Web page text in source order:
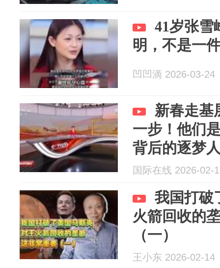
41岁张雪
明，不是一
凹凹滴 2026-03-24
新春走基
一步！他们
背后的逐梦
国际在线 2026-02-
我国打破
火箭回收的
（一）
王小东 2026-02-14